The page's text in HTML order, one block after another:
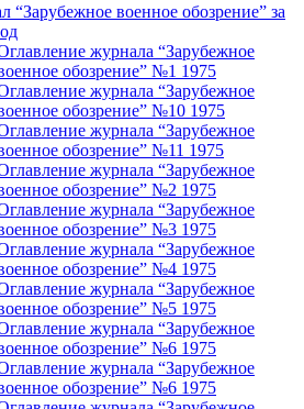
“Зарубежное военное обозрение” за
журнала “Зарубежное
обозрение” №1 1975
журнала “Зарубежное
обозрение” №10 1975
журнала “Зарубежное
обозрение” №11 1975
журнала “Зарубежное
обозрение” №2 1975
журнала “Зарубежное
обозрение” №3 1975
журнала “Зарубежное
обозрение” №4 1975
журнала “Зарубежное
обозрение” №5 1975
журнала “Зарубежное
обозрение” №6 1975
журнала “Зарубежное
обозрение” №6 1975